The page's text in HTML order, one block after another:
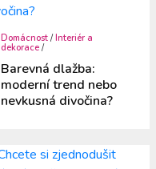
Domácnost /Interiér a
dekorace /
Barevná dlažba:
moderní trend nebo
nevkusná divočina?